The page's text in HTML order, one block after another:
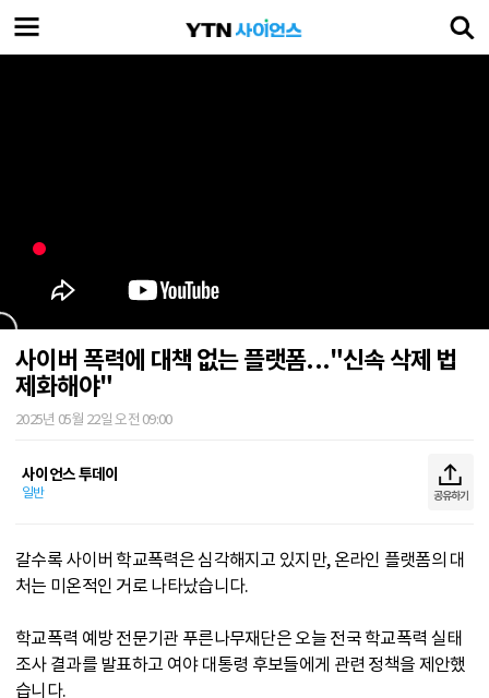
사이버 폭력에 대책 없는 플랫폼..."신속 삭제 법
제화해야"
2025년 05월 22일 오전 09:00
사이언스 투데이
일반 공유하기
갈수록 사이버 학교폭력은 심각해지고 있지만, 온라인 플랫폼의 대
처는 미온적인 거로 나타났습니다.
학교폭력 예방 전문기관 푸른나무재단은 오늘 전국 학교폭력 실태
조사 결과를 발표하고 여야 대통령 후보들에게 관련 정책을 제안했
습니다.